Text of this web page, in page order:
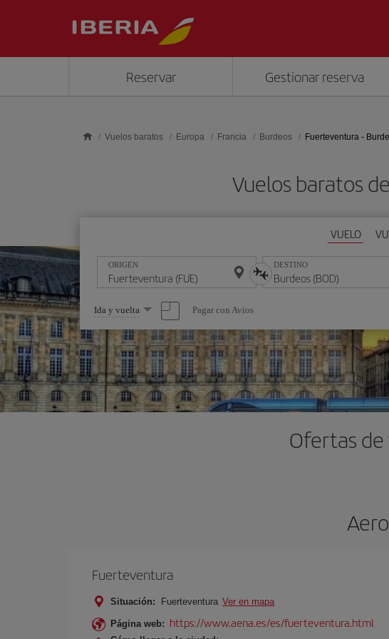
Reservar Gestionar reserva
Vuelos baratos Europa Francia Burdeos Fuerteventura -
Vuelos baratos
VUELO
ORIGEN DESTINO
Seleccione
una
opción
Ida y vuelta Pagar con Avios
Ofertas
Fuerteventura
Situación: Fuerteventura Ver en mapa
Página web: https://www.aena.es/es/fuerteventura.html